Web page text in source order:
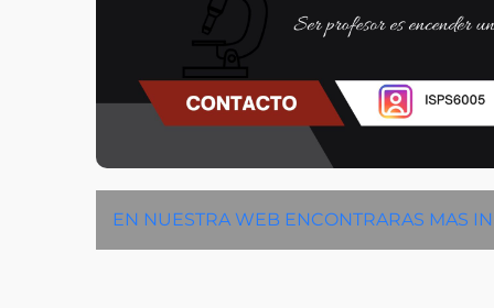
EN NUESTRA WEB ENCONTRARAS MAS